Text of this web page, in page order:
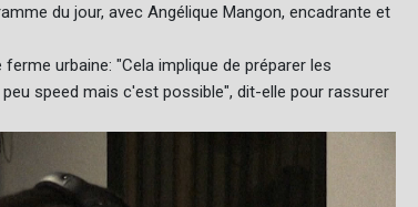
du jour, avec Angélique Mangon, encadrante et
urbaine: "Cela implique de préparer les
speed mais c'est possible", dit-elle pour rassurer